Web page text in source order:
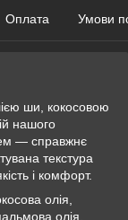
Оплата Умови
ши, кокосовою
нашого
— справжнє
текстура
і комфорт.
олія,
олія,